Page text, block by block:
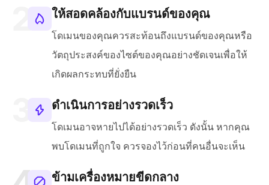
ให้สอดคล้องกับแบรนด์ของคุณ
โดเมนของคุณควรสะท้อนถึงแบรนด์ของคุณหรือ
วัตถุประสงค์ของไซต์ของคุณอย่างชัดเจนเพื่อให้
เกิดผลกระทบที่ยั่งยืน
ดำเนินการอย่างรวดเร็ว
โดเมนอาจหายไปได้อย่างรวดเร็ว ดังนั้น หากคุณ
พบโดเมนที่ถูกใจ ควรจองไว้ก่อนที่คนอื่นจะเห็น
ข้ามเครื่องหมายขีดกลาง